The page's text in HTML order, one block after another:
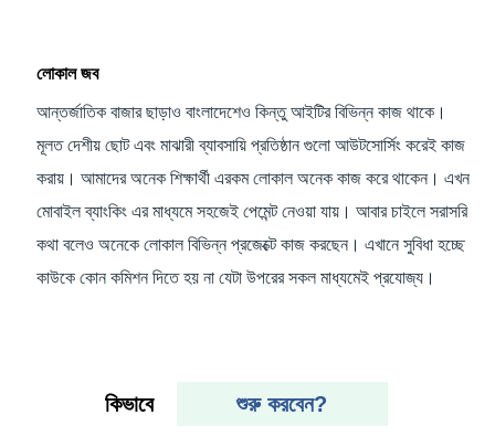
লোকাল জব
আন্তর্জাতিক বাজার ছাড়াও বাংলাদেশেও কিন্তু আইটির বিভিন্ন কাজ থাকে।
মূলত দেশীয় ছোট এবং মাঝারী ব্যাবসায়ি প্রতিষ্ঠান গুলো আউটসোর্সিং করেই কাজ
করায়। আমাদের অনেক শিক্ষার্থী এরকম লোকাল অনেক কাজ করে থাকেন। এখন
মোবাইল ব্যাংকিং এর মাধ্যমে সহজেই পেমেন্ট নেওয়া যায়। আবার চাইলে সরাসরি
কথা বলেও অনেকে লোকাল বিভিন্ন প্রজেক্টে কাজ করছেন। এখানে সুবিধা হচ্ছে
কাউকে কোন কমিশন দিতে হয় না যেটা উপরের সকল মাধ্যমেই প্রযোজ্য।
কিভাবে শুরু করবেন?